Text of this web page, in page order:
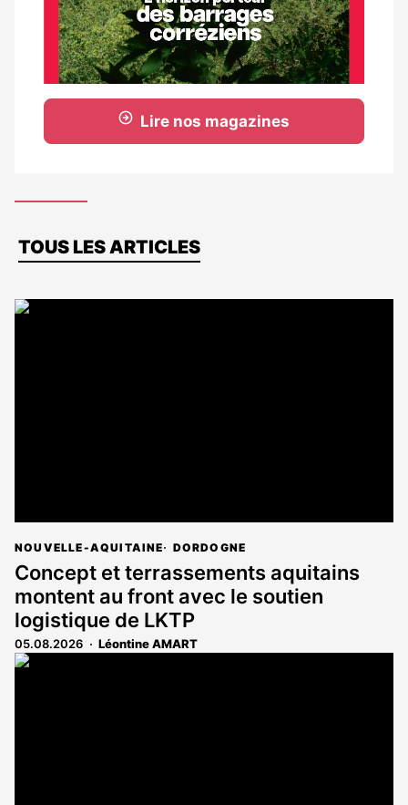
Lire nos magazines
Dernières
TOUS LES ARTICLES
NOUVELLE-AQUITAINE DORDOGNE
Concept et terrassements aquitains
montent au front avec le soutien
logistique de LKTP
05.08.2026 Léontine AMART